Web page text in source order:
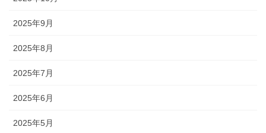
2025年9月
2025年8月
2025年7月
2025年6月
2025年5月